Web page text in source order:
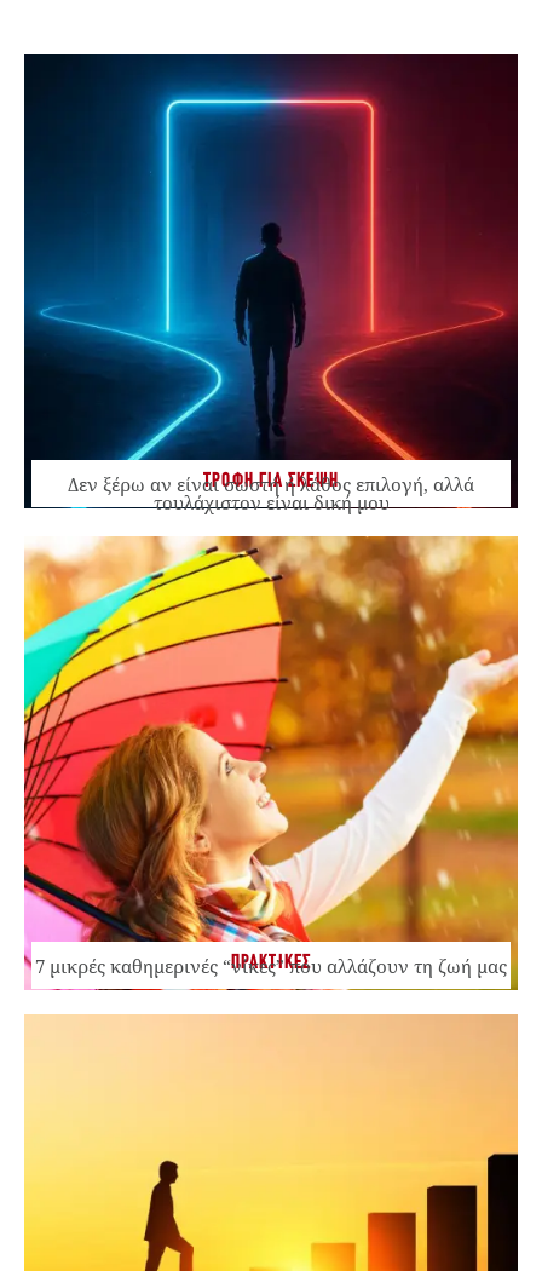
ΤΡΟΦΗ ΓΙΑ ΣΚΕΨΗ
Δεν ξέρω αν είναι σωστή ή λάθος επιλογή, αλλά
τουλάχιστον είναι δική μου
ΠΡΑΚΤΙΚΕΣ
7 μικρές καθημερινές “νίκες” που αλλάζουν τη ζωή μας